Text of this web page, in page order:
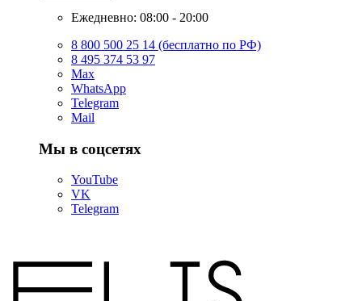
Ежедневно: 08:00 - 20:00
8 800 500 25 14 (бесплатно по РФ)
8 495 374 53 97
Max
WhatsApp
Telegram
Mail
Мы в соцсетях
YouTube
VK
Telegram